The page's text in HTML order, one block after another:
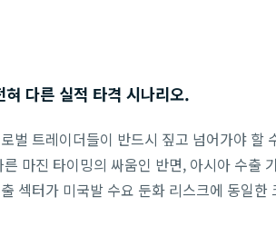
다른 실적 타격 시나리오.
벌 트레이더들이 반드시 짚고 넘어가야 할
마진 타이밍의 싸움인 반면, 아시아 수출
섹터가 미국발 수요 둔화 리스크에 동일한